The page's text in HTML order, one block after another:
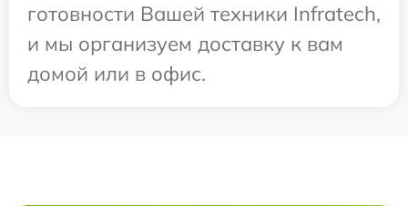
готовности Вашей техники Infratech,
и мы организуем доставку к вам
домой или в офис.